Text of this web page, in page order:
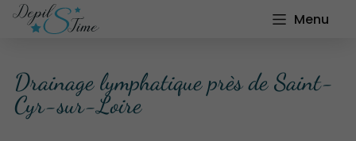
Menu
Drainage lymphatique près de Saint-
Cyr-sur-Loire